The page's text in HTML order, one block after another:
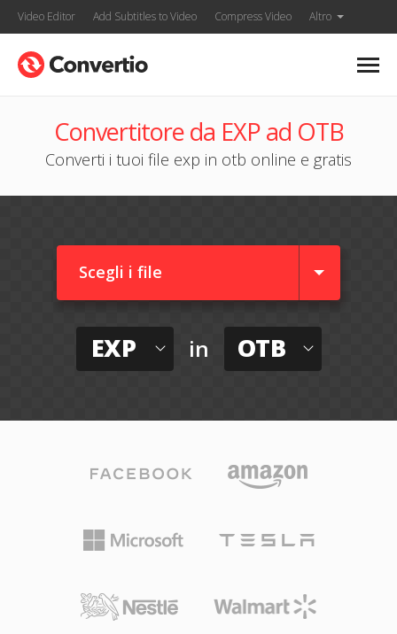
Video Editor Add Subtitles to Video Compress Video Altro
Convertitore da EXP ad OTB
Converti i tuoi file exp in otb online e gratis
Scegli i file
EXP in OTB